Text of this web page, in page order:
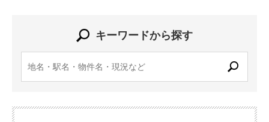
キーワードから探す